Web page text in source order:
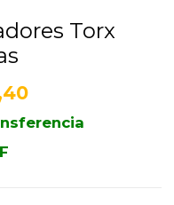
Torx